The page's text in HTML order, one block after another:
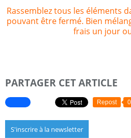
Rassemblez tous les éléments
pouvant être fermé. Bien
frais un jour
PARTAGER CET ARTICLE
Repost 0
S'inscrire à la newsletter